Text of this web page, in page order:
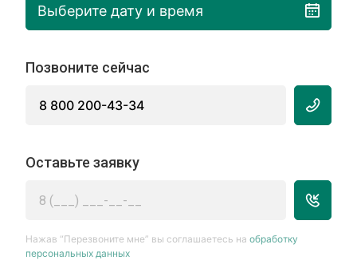
Выберите дату и время
Позвоните сейчас
8 800 200-43-34
Оставьте заявку
Нажав “Перезвоните мне” вы соглашаетесь наобработку
персональных данных